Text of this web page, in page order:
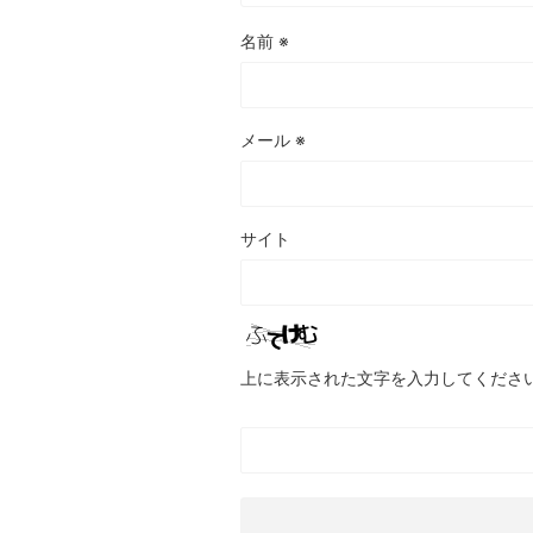
名前 ※
メール ※
サイト
上に表示された文字を入力してくださ